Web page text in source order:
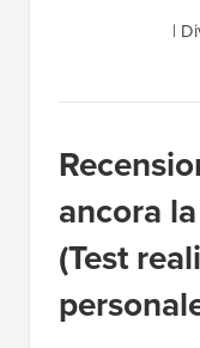
|
ancora
(Test